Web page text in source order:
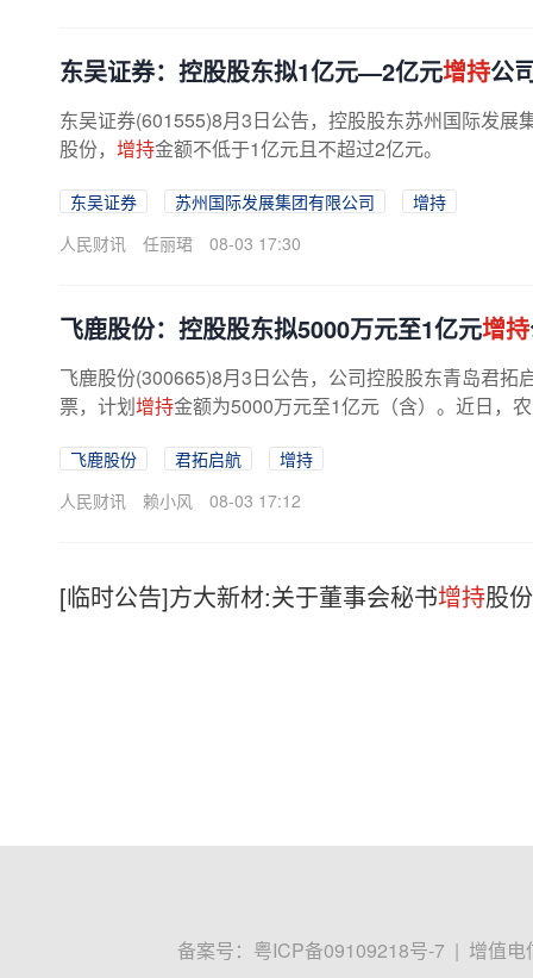
东吴证券：控股股东拟1亿元—2亿元增持公
东吴证券(601555)8月3日公告，控股股东苏州国际发
股份， 增持金额不低于1亿元且不超过2亿元。
东吴证券 苏州国际发展集团有限公司
增持
人民财讯
任丽珺 08-03 17:30
飞鹿股份：控股股东拟5000万元至1亿元增持
飞鹿股份(300665)8月3日公告，公司控股股东青岛君拓
票，计划增持金额为5000万元至1亿元（含）。近日，
飞鹿股份 君拓启航
增持
人民财讯
赖小风 08-03 17:12
[临时公告]方大新材:关于董事会秘书增持股
备案号： 粤ICP备09109218号-7 | 增值电